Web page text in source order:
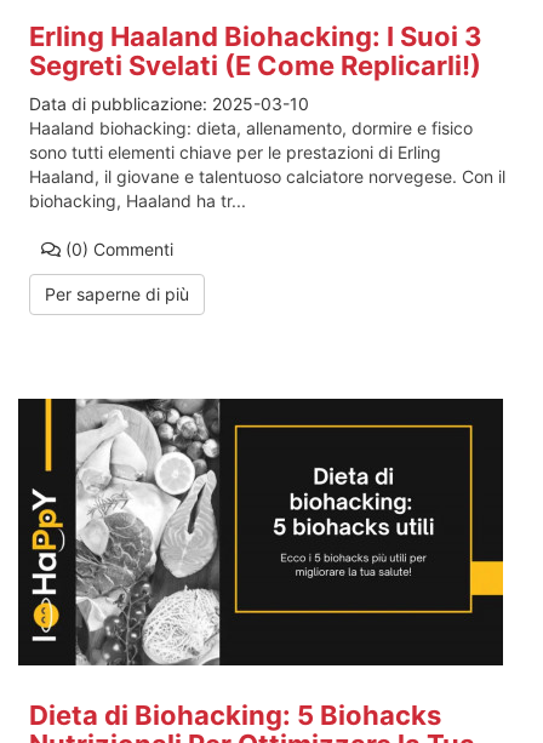
Erling Haaland Biohacking: I Suoi 3
Segreti Svelati (E Come Replicarli!)
Data di pubblicazione: 2025-03-10
Haaland biohacking: dieta, allenamento, dormire e fisico
sono tutti elementi chiave per le prestazioni di Erling
Haaland, il giovane e talentuoso calciatore norvegese. Con il
biohacking, Haaland ha tr...
(0) Commenti
Per saperne di più
Dieta di Biohacking: 5 Biohacks